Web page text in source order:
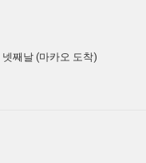
넷째날 (마카오 도착)